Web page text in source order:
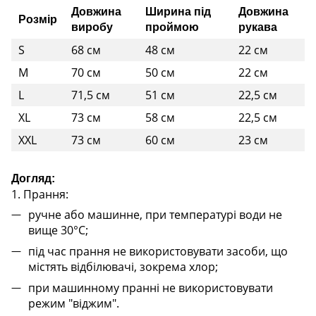
Розмір
Довжина
виробу
Ширина під
проймою
Довжина
рукава
S 68 см 48 см
22 см
M
70 см 50 см
22 см
L
71,5 см 51 см
22,5 см
XL
73 см 58 см
22,5 см
XXL
73 см 60 см 23 см
Догляд:
1. Прання:
ручне або машинне, при температурі води не
вище 30°C;
під час прання не використовувати засоби, що
містять відбілювачі, зокрема хлор;
при машинному пранні не використовувати
режим "віджим".